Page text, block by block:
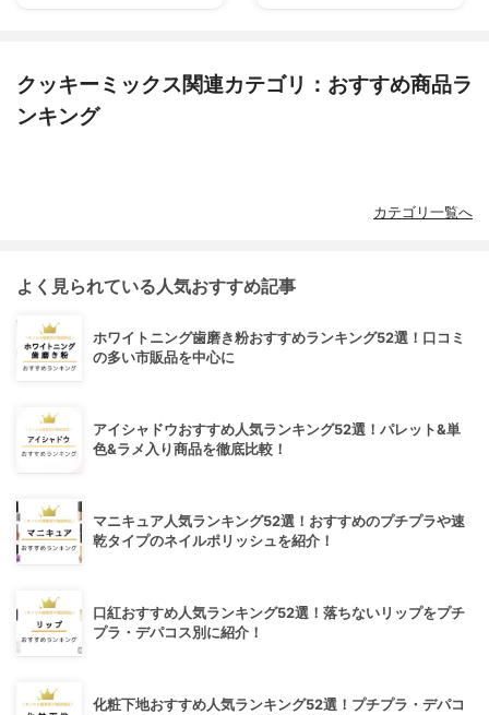
クッキーミックス関連カテゴリ：おすすめ商品ラ
ンキング
カテゴリ一覧へ
よく見られている人気おすすめ記事
ホワイトニング歯磨き粉おすすめランキング52選！口コミ
の多い市販品を中心に
アイシャドウおすすめ人気ランキング52選！パレット&単
色&ラメ入り商品を徹底比較！
マニキュア人気ランキング52選！おすすめのプチプラや速
乾タイプのネイルポリッシュを紹介！
口紅おすすめ人気ランキング52選！落ちないリップをプチ
プラ・デパコス別に紹介！
化粧下地おすすめ人気ランキング52選！プチプラ・デパコ